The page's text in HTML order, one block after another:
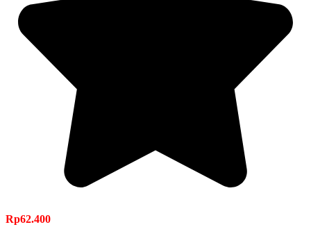
Rp62.400